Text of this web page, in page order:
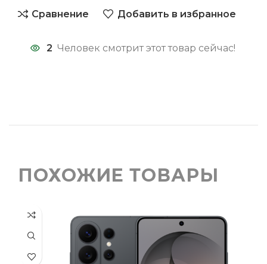
Сравнение Добавить в избранное
2 Человек смотрит этот товар сейчас!
ПОХОЖИЕ ТОВАРЫ